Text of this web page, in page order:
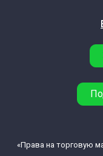
Samsung
Samsung
Samsung
«Права на торговую